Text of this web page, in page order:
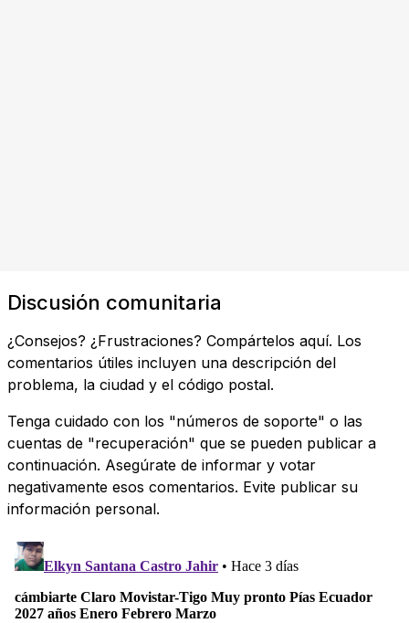
Discusión comunitaria
¿Consejos? ¿Frustraciones? Compártelos aquí. Los
comentarios útiles incluyen una descripción del
problema, la ciudad y el código postal.
Tenga cuidado con los "números de soporte" o las
cuentas de "recuperación" que se pueden publicar a
continuación. Asegúrate de informar y votar
negativamente esos comentarios. Evite publicar su
información personal.